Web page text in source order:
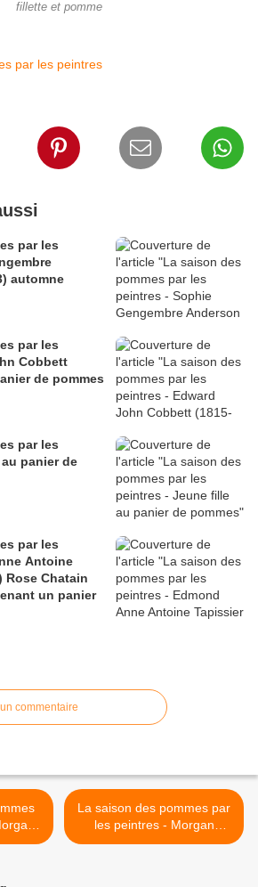
fillette et pomme
par les peintres
par les
automne
par les
de pommes
par les
par les
Rose Chatain
un panier
commentaire
La saison des pommes par
les peintres - Morgan
Weistling (1964) jeune fille